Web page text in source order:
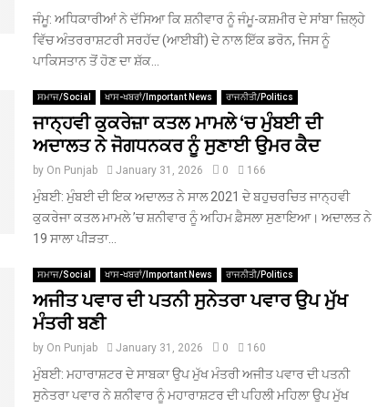
ਜੰਮੂ: ਅਧਿਕਾਰੀਆਂ ਨੇ ਦੱਸਿਆ ਕਿ ਸ਼ਨੀਵਾਰ ਨੂੰ ਜੰਮੂ-ਕਸ਼ਮੀਰ ਦੇ ਸਾਂਬਾ ਜ਼ਿਲ੍ਹੇ
ਵਿੱਚ ਅੰਤਰਰਾਸ਼ਟਰੀ ਸਰਹੱਦ (ਆਈਬੀ) ਦੇ ਨਾਲ ਇੱਕ ਡਰੋਨ, ਜਿਸ ਨੂੰ
ਪਾਕਿਸਤਾਨ ਤੋਂ ਹੋਣ ਦਾ ਸ਼ੱਕ...
ਸਮਾਜ/Social ਖਾਸ-ਖਬਰਾਂ/Important News ਰਾਜਨੀਤੀ/Politics
ਜਾਨ੍ਹਵੀ ਕੁਕਰੇਜ਼ਾ ਕਤਲ ਮਾਮਲੇ ‘ਚ ਮੁੰਬਈ ਦੀ
ਅਦਾਲਤ ਨੇ ਜੋਗਧਨਕਰ ਨੂੰ ਸੁਣਾਈ ਉਮਰ ਕੈਦ
by On Punjab January 31, 2026 0 166
ਮੁੰਬਈ: ਮੁੰਬਈ ਦੀ ਇਕ ਅਦਾਲਤ ਨੇ ਸਾਲ 2021 ਦੇ ਬਹੁਚਰਚਿਤ ਜਾਨ੍ਹਵੀ
ਕੁਕਰੇਜਾ ਕਤਲ ਮਾਮਲੇ ’ਚ ਸ਼ਨੀਵਾਰ ਨੂੰ ਅਹਿਮ ਫ਼ੈਸਲਾ ਸੁਣਾਇਆ। ਅਦਾਲਤ ਨੇ
19 ਸਾਲਾ ਪੀੜਤਾ...
ਸਮਾਜ/Social ਖਾਸ-ਖਬਰਾਂ/Important News ਰਾਜਨੀਤੀ/Politics
ਅਜੀਤ ਪਵਾਰ ਦੀ ਪਤਨੀ ਸੁਨੇਤਰਾ ਪਵਾਰ ਉਪ ਮੁੱਖ
ਮੰਤਰੀ ਬਣੀ
by On Punjab January 31, 2026 0 160
ਮੁੰਬਈ: ਮਹਾਰਾਸ਼ਟਰ ਦੇ ਸਾਬਕਾ ਉਪ ਮੁੱਖ ਮੰਤਰੀ ਅਜੀਤ ਪਵਾਰ ਦੀ ਪਤਨੀ
ਸੁਨੇਤਰਾ ਪਵਾਰ ਨੇ ਸ਼ਨੀਵਾਰ ਨੂੰ ਮਹਾਰਾਸ਼ਟਰ ਦੀ ਪਹਿਲੀ ਮਹਿਲਾ ਉਪ ਮੁੱਖ